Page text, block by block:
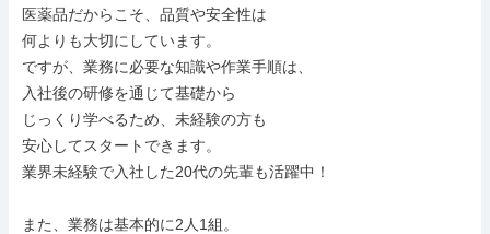
医薬品だからこそ、品質や安全性は
何よりも大切にしています。
ですが、業務に必要な知識や作業手順は、
入社後の研修を通じて基礎から
じっくり学べるため、未経験の方も
安心してスタートできます。
業界未経験で入社した20代の先輩も活躍中！
また、業務は基本的に2人1組。